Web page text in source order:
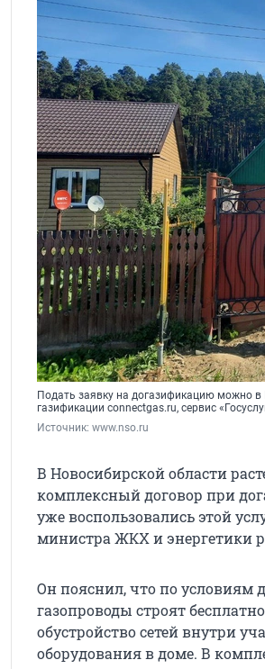
Подать заявку на догазификацию можно в
газификации connectgas.ru, сервис
Источник: www.nso.ru
В Новосибирской области
комплексный договор при
уже воспользовались этой
министра ЖКХ и энергетики
Он пояснил, что по условиям
газопроводы строят
обустройство сетей внутри
оборудования в доме. В